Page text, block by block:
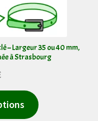
du
produit
– Largeur 35 ou 40 mm,
à Strasbourg
Ce
produit